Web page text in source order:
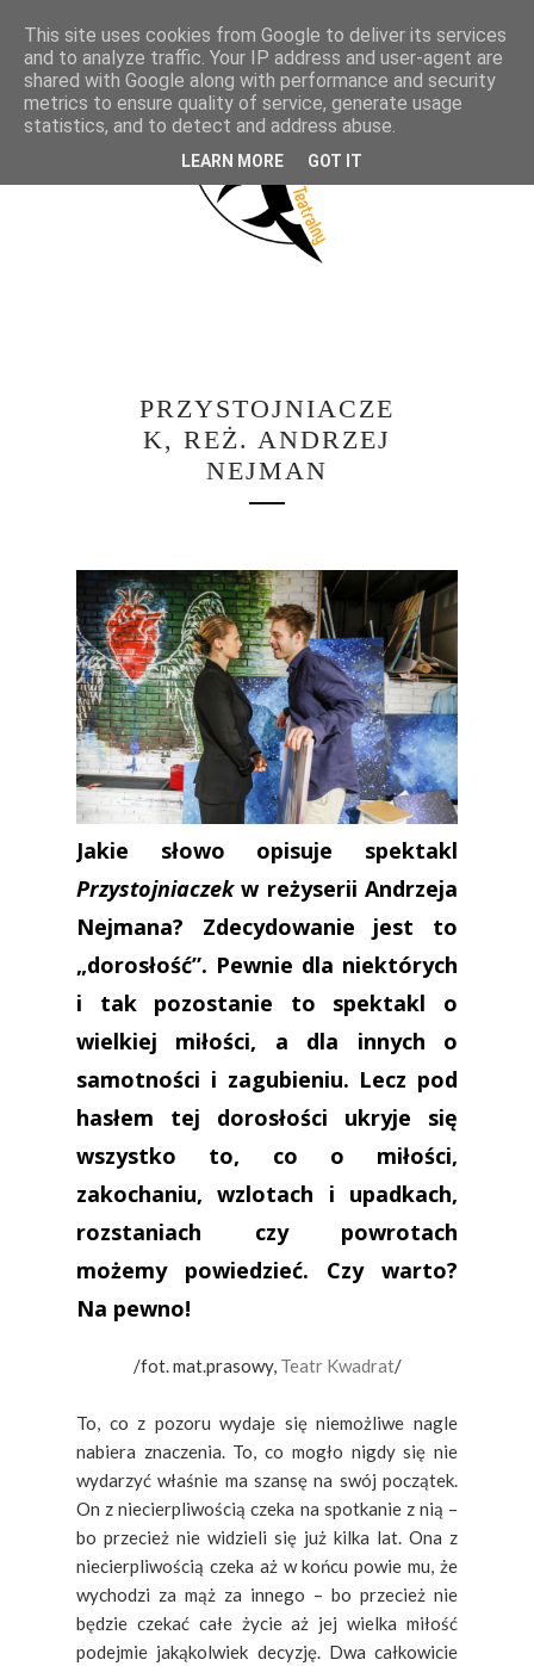
PRZYSTOJNIACZE
K, REŻ. ANDRZEJ
NEJMAN
Jakie słowo opisuje spektakl
Przystojniaczekw reżyserii Andrzeja
Nejmana? Zdecydowanie jest to
„dorosłość”. Pewnie dla niektórych
i tak pozostanie to spektakl o
wielkiej miłości, a dla innych o
samotności i zagubieniu. Lecz pod
hasłem tej dorosłości ukryje się
wszystko to, co o miłości,
zakochaniu, wzlotach i upadkach,
rozstaniach czy powrotach
możemy powiedzieć. Czy warto?
Na pewno!
/fot. mat.prasowy, Teatr Kwadrat/
To, co z pozoru wydaje się niemożliwe nagle
nabiera znaczenia. To, co mogło nigdy się nie
wydarzyć właśnie ma szansę na swój początek.
On z niecierpliwością czeka na spotkanie z nią –
bo przecież nie widzieli się już kilka lat. Ona z
niecierpliwością czeka aż w końcu powie mu, że
wychodzi za mąż za innego – bo przecież nie
będzie czekać całe życie aż jej wielka miłość
podejmie jakąkolwiek decyzję. Dwa całkowicie
This site uses cookies from Google to deliver its services
and to analyze traffic. Your IP address and user-agent are
shared with Google along with performance and security
metrics to ensure quality of service, generate usage
statistics, and to detect and address abuse.
LEARN MORE GOT IT